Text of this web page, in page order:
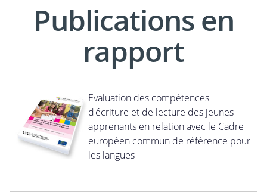
Publications en
rapport
Evaluation des compétences
d'écriture et de lecture des jeunes
apprenants en relation avec le Cadre
européen commun de référence pour
les langues